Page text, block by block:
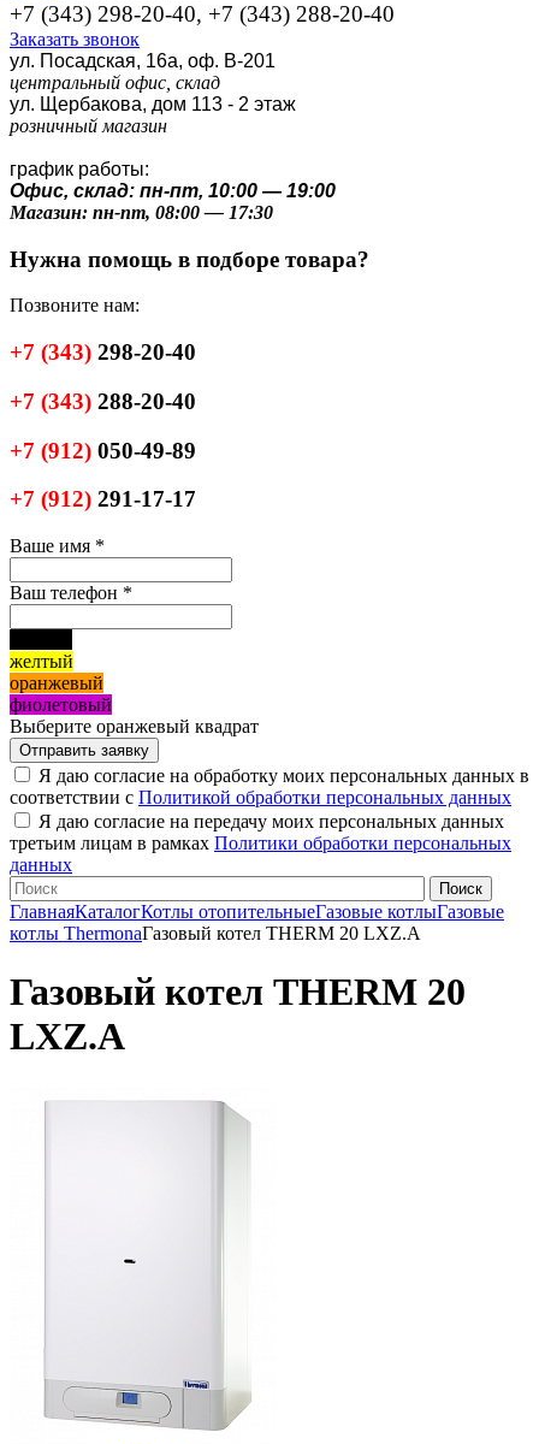
+7 (343) 298-20-40, +7 (343) 288-20-40
Заказать звонок
ул. Посадская, 16а, оф. В-201
центральный офис, склад
ул. Щербакова, дом 113 - 2 этаж
розничный магазин
график работы:
Офис, склад: пн-пт, 10:00 — 19:00
Магазин: пн-пт, 08:00 — 17:30
Нужна помощь в подборе товара?
Позвоните нам:
+7 (343) 298-20-40
+7 (343) 288-20-40
+7 (912) 050-49-89
+7 (912) 291-17-17
Ваше имя *
Ваш телефон *
желтый
оранжевый
фиолетовый
Выберите оранжевый квадрат
Я даю согласие на обработку моих персональных данных в
соответствии с Политикой обработки персональных данных
Я даю согласие на передачу моих персональных данных
третьим лицам в рамках Политики обработки персональных
данных
ГлавнаяКаталогКотлы отопительныеГазовые котлыГазовые
котлы ThermonaГазовый котел THERM 20 LXZ.A
Газовый котел THERM 20
LXZ.A